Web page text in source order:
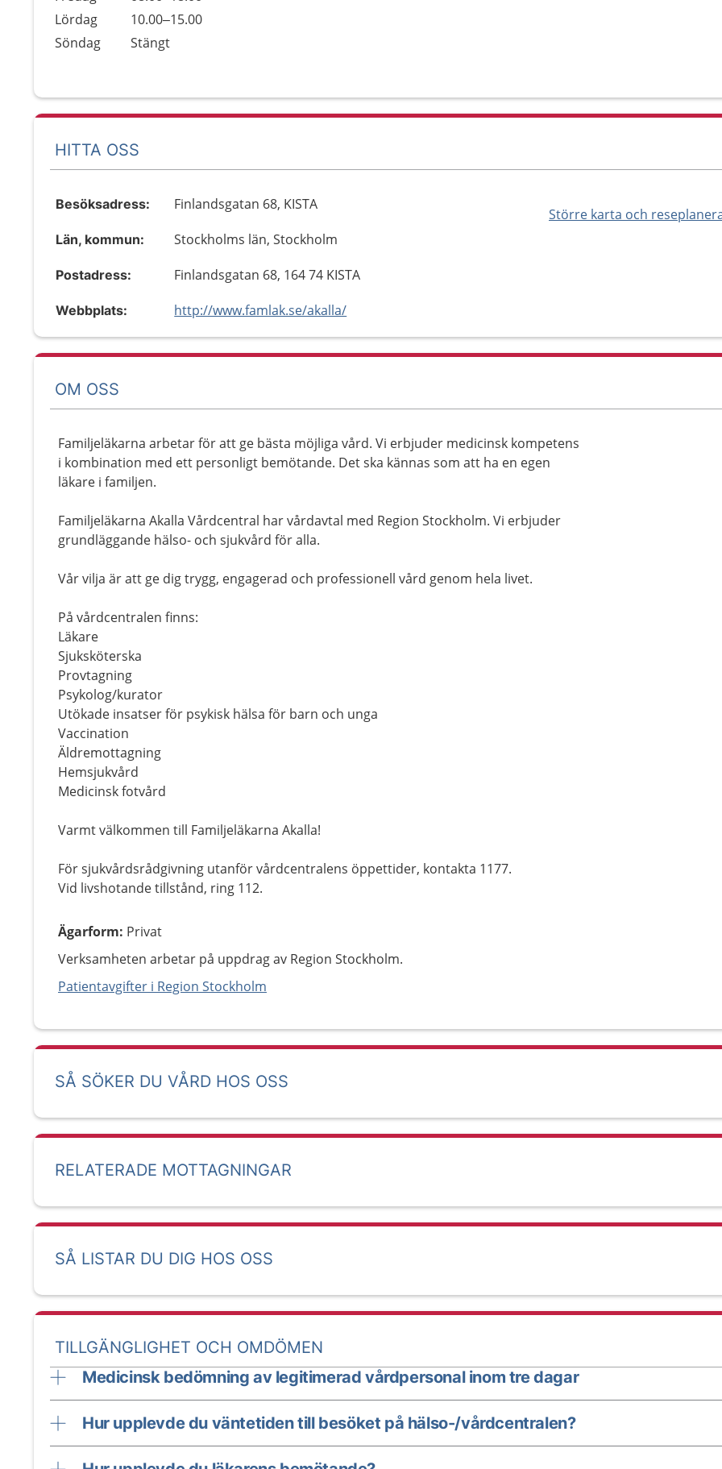
Lördag
10.00–15.00
Söndag
Stängt
HITTA OSS
Större karta och
Besöksadress: Finlandsgatan 68, KISTA
Län, kommun: Stockholms län, Stockholm
Postadress: Finlandsgatan 68, 164 74 KISTA
Webbplats: http://www.famlak.se/akalla/
OM OSS
Familjeläkarna arbetar för att ge bästa möjliga vård. Vi erbjuder medicinsk kompetens
i kombination med ett personligt bemötande. Det ska kännas som att ha en egen
läkare i familjen.
Familjeläkarna Akalla Vårdcentral har vårdavtal med Region Stockholm. Vi erbjuder
grundläggande hälso- och sjukvård för alla.
Vår vilja är att ge dig trygg, engagerad och professionell vård genom hela livet.
På vårdcentralen finns:
Läkare
Sjuksköterska
Provtagning
Psykolog/kurator
Utökade insatser för psykisk hälsa för barn och unga
Vaccination
Äldremottagning
Hemsjukvård
Medicinsk fotvård
Varmt välkommen till Familjeläkarna Akalla!
För sjukvårdsrådgivning utanför vårdcentralens öppettider, kontakta 1177.
Vid livshotande tillstånd, ring 112.
Ägarform: Privat
Verksamheten arbetar på uppdrag av Region Stockholm.
Patientavgifter i Region Stockholm
SÅ SÖKER DU VÅRD HOS OSS
RELATERADE MOTTAGNINGAR
SÅ LISTAR DU DIG HOS OSS
TILLGÄNGLIGHET OCH OMDÖMEN
Medicinsk bedömning av legitimerad vårdpersonal inom tre dagar
Hur upplevde du väntetiden till besöket på hälso-/vårdcentralen?